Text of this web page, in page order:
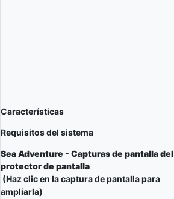
Características
Requisitos del sistema
Sea Adventure - Capturas de pantalla del
protector de pantalla
(Haz clic en la captura de pantalla para
ampliarla)